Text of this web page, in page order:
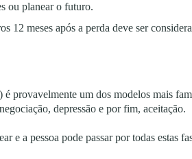
ou planear o futuro.
12 meses após a perda deve ser
provavelmente um dos modelos mais
depressão e por fim, aceitação.
e a pessoa pode passar por todas estas